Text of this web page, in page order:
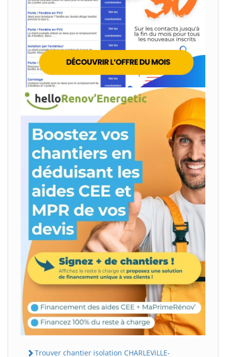
Trouver chantier isolation CHARLEViLLE-